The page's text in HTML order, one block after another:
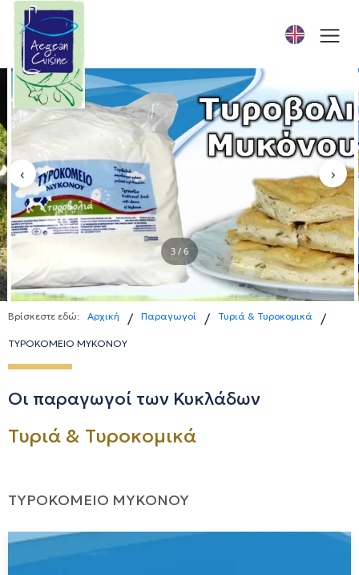
‹ ›
3 / 6
Βρίσκεστε εδώ: Αρχική / Παραγωγοί / Τυριά & Τυροκομικά /
ΤΥΡΟΚΟΜΕΙΟ ΜΥΚΟΝΟΥ
Οι παραγωγοί των Κυκλάδων
Τυριά & Τυροκομικά
ΤΥΡΟΚΟΜΕΙΟ ΜΥΚΟΝΟΥ